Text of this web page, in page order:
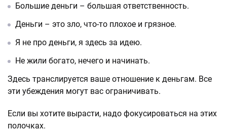
Большие деньги – большая ответственность.
Деньги – это зло, что-то плохое и грязное.
Я не про деньги, я здесь за идею.
Не жили богато, нечего и начинать.
Здесь транслируется ваше отношение к деньгам. Все
эти убеждения могут вас ограничивать.
Если вы хотите вырасти, надо фокусироваться на этих
полочках.